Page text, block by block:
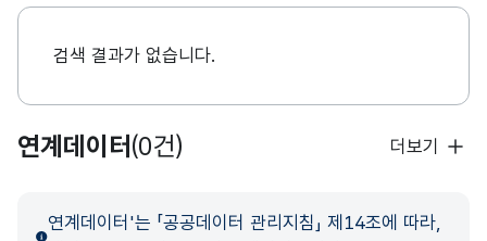
검색 결과가 없습니다.
연계데이터 (0건) 더보기
연계데이터'는 「공공데이터 관리지침」 제14조에 따라,